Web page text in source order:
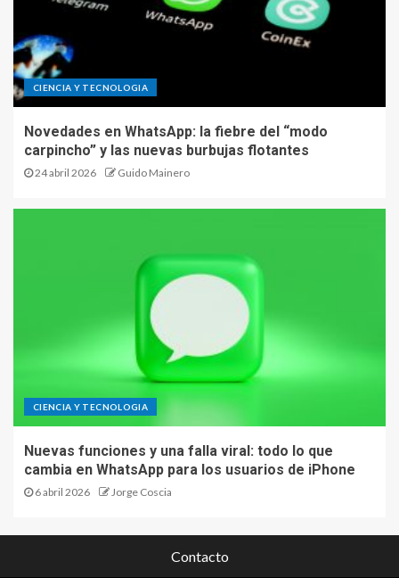
CIENCIA Y TECNOLOGIA
Novedades en WhatsApp: la fiebre del “modo
carpincho” y las nuevas burbujas flotantes
24 abril 2026 Guido Mainero
CIENCIA Y TECNOLOGIA
Nuevas funciones y una falla viral: todo lo que
cambia en WhatsApp para los usuarios de iPhone
6 abril 2026 Jorge Coscia
Contacto